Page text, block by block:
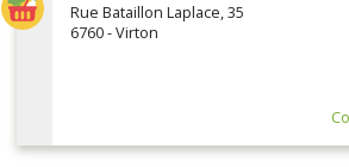
Rue Bataillon Laplace, 35
6760 - Virton